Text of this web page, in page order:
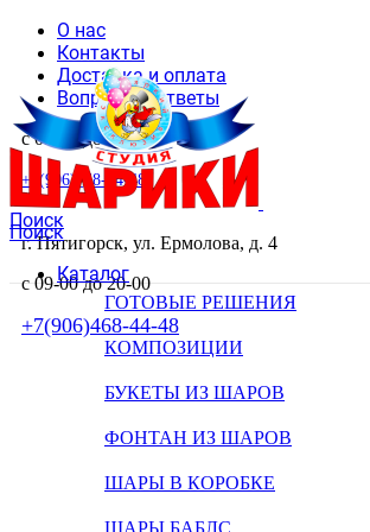
О нас
Контакты
Доставка и оплата
Вопросы и ответы
с 09-00 до 20-00
+7(906)468-44-48
Поиск
г. Пятигорск, ул. Ермолова, д. 4
с 09-00 до 20-00
+7(906)468-44-48
Поиск
Каталог
ГОТОВЫЕ РЕШЕНИЯ
КОМПОЗИЦИИ
БУКЕТЫ ИЗ ШАРОВ
ФОНТАН ИЗ ШАРОВ
ШАРЫ В КОРОБКЕ
ШАРЫ БАБЛС